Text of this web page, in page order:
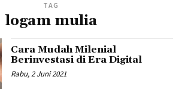
TAG
logam mulia
Cara Mudah Milenial
Berinvestasi di Era Digital
Rabu, 2 Juni 2021